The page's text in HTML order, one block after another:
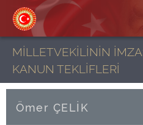
MİLLETVEKİLİNİN
KANUN TEKLİFLERİ
Ömer ÇELİK